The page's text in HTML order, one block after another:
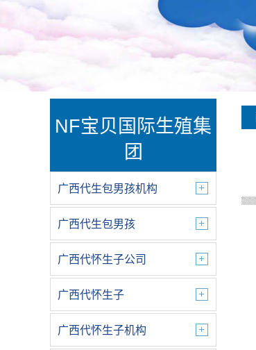
NF宝贝国际生殖集
团
广西代生包男孩机构
广西代生包男孩
广西代怀生子公司
广西代怀生子
广西代怀生子机构